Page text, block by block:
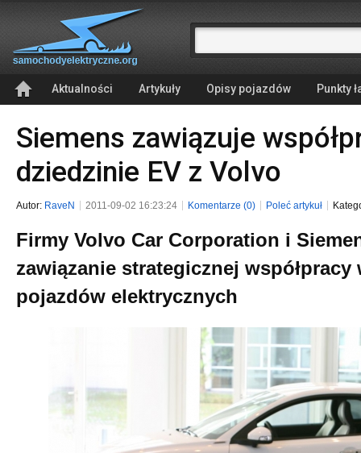
Aktualności Artykuły Opisy pojazdów Punkty
Siemens zawiązuje
dziedzinie EV z Volvo
Autor: RaveN 2011-09-02 16:23:24 Komentarze (0) Poleć artykuł
Firmy Volvo Car Corporation i
zawiązanie strategicznej współpracy
pojazdów elektrycznych